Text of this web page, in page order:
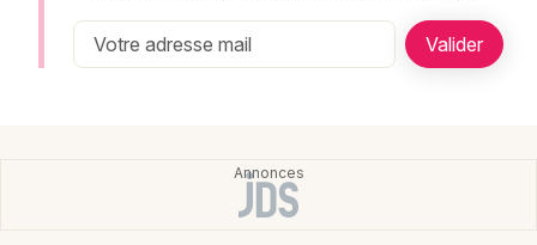
Newsletter des sorties